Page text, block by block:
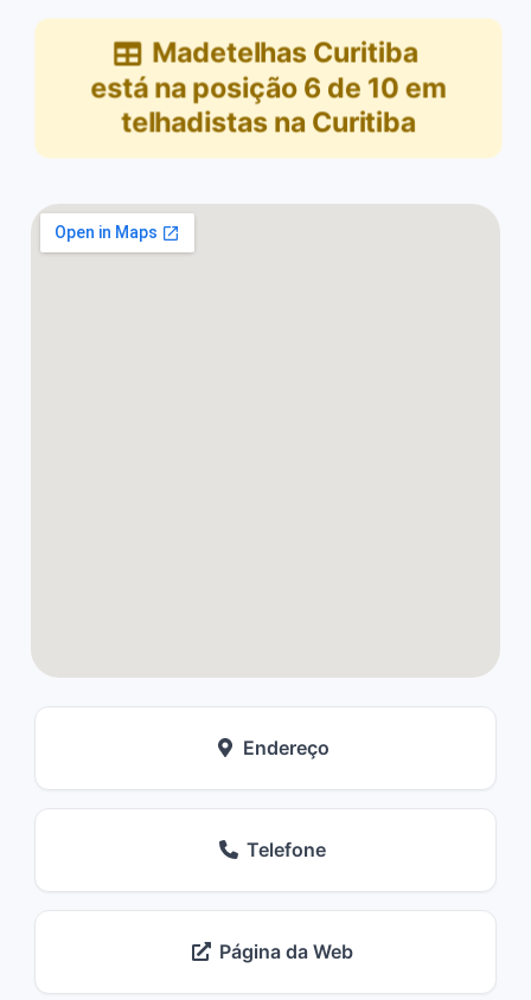
Madetelhas Curitiba
está na posição 6 de 10 em
telhadistas na Curitiba
Endereço
Telefone
Página da Web